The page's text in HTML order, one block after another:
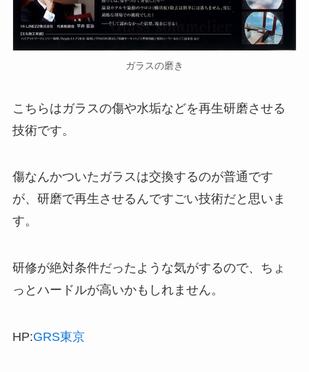
ガラスの磨き
こちらはガラスの傷や水垢などを再生研磨させる
技術です。
傷なんかついたガラスは交換するのが普通です
が、研磨で再生させるんですごい技術だと思いま
す。
研修が絶対条件だったような気がするので、ちょ
っとハードルが高いかもしれません。
HP:GRS東京